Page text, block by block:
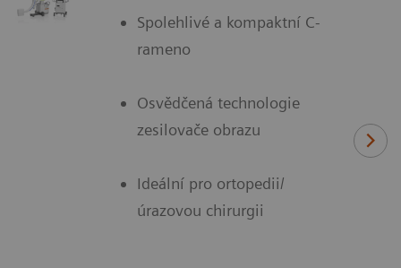
Spolehlivé a kompaktní C-
rameno
Osvědčená technologie
zesilovače obrazu
Ideální pro ortopedii/
úrazovou chirurgii